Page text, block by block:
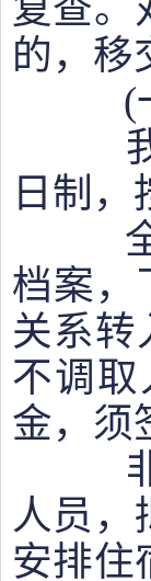
复查。
的，移
(一
我
日制
全
档案，
关系转
不调
金，须
非
人员，
安排住